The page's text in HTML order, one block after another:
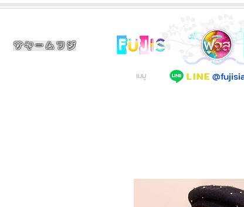
サヤームフジ
LINE
เมนู